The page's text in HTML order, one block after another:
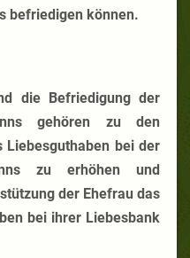
befriedigen können.
die Befriedigung der
gehören zu den
bei der
zu erhöhen und
der Ehefrau das
bei ihrer Liebesbank